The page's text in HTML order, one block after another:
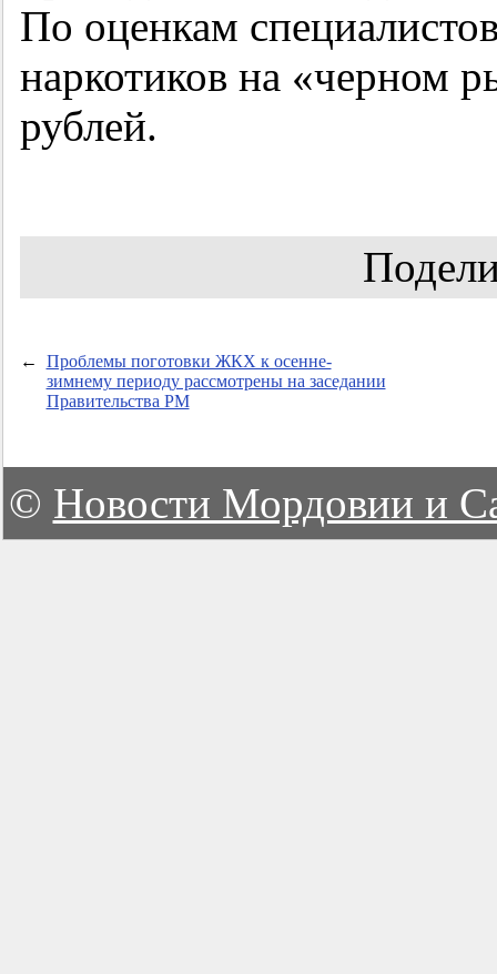
По оценкам
наркотиков на «черном
рублей.
←
Проблемы поготовки ЖКХ к осенне-
зимнему периоду рассмотрены на заседании
Правительства РМ
© Новости Мордовии и